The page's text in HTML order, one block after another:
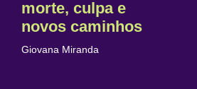
morte, culpa e
novos caminhos
Giovana Miranda